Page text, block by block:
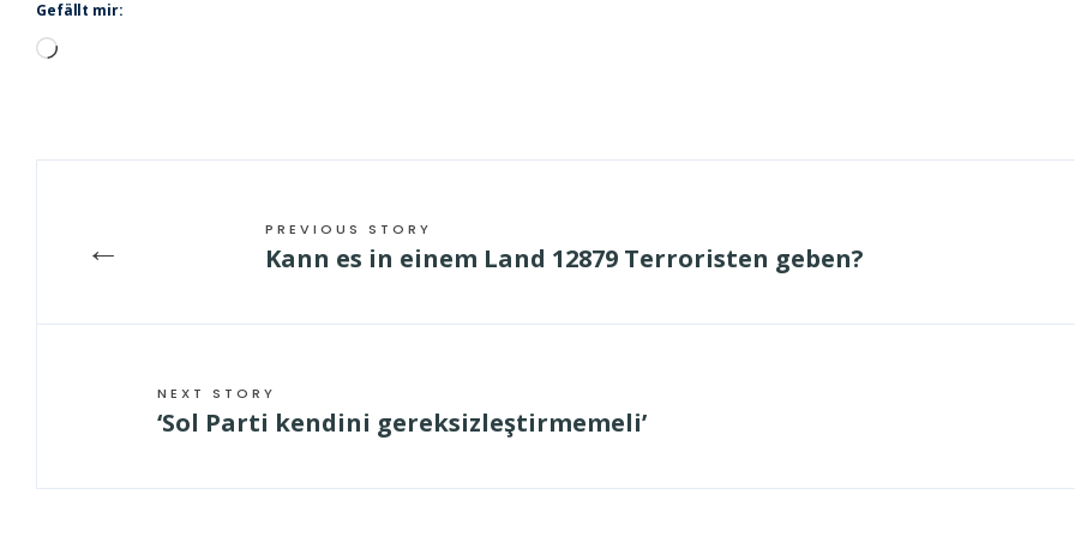
Gefällt mir:
Wird
← PREVIOUS STORY
Kann es in einem Land 12879 Terroristen geben?
NEXT STORY
‘Sol Parti kendini gereksizleştirmemeli’